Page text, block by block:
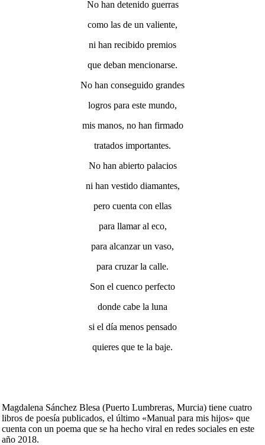
No han detenido guerras
como las de un valiente,
ni han recibido premios
que deban mencionarse.
No han conseguido grandes
logros para este mundo,
mis manos, no han firmado
tratados importantes.
No han abierto palacios
ni han vestido diamantes,
pero cuenta con ellas
para llamar al eco,
para alcanzar un vaso,
para cruzar la calle.
Son el cuenco perfecto
donde cabe la luna
si el día menos pensado
quieres que te la baje.
Magdalena Sánchez Blesa (Puerto Lumbreras, Murcia) tiene cuatro
libros de poesía publicados, el último «Manual para mis hijos» que
cuenta con un poema que se ha hecho viral en redes sociales en este
año 2018.